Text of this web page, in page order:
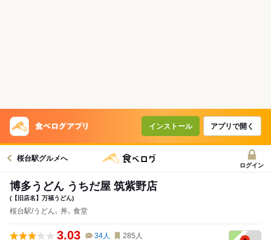
インストール アプリで開く
桜台駅グルメへ
ログイン
博多うどん うちだ屋 筑紫野店
(【旧店名】万福うどん)
桜台駅/うどん､ 丼､ 食堂
3.03 34人 285 人